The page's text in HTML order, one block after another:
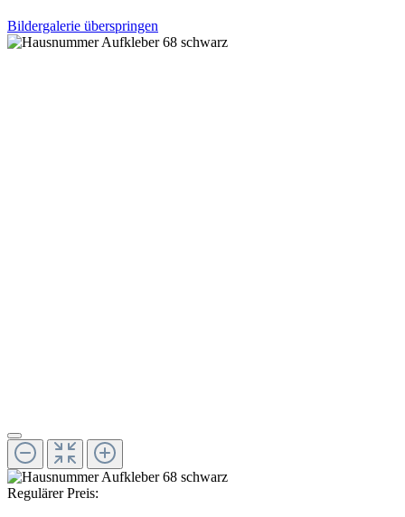
Bildergalerie überspringen
Regulärer Preis: